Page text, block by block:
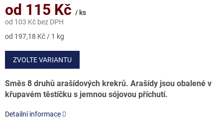
od 115 Kč / ks
od 103 Kč bez DPH
Měrná
od 197,18 Kč / 1 kg
ZVOLTE VARIANTU
Směs 8 druhů arašídových krekrů. Arašídy jsou obalené v
křupavém těstíčku s jemnou sójovou příchutí.
Detailní informace